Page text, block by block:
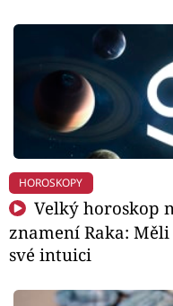
HOROSKOPY
Velký horoskop
znamení Raka:
své intuici